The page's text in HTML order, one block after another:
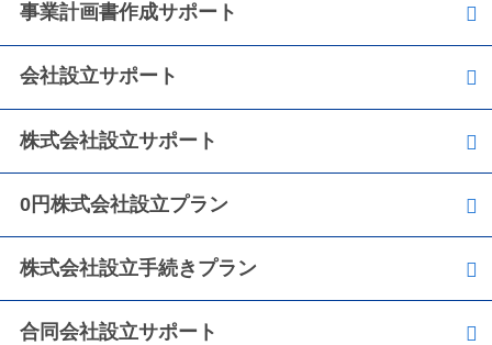
事業計画書作成サポート
会社設立サポート
株式会社設立サポート
0円株式会社設立プラン
株式会社設立手続きプラン
合同会社設立サポート